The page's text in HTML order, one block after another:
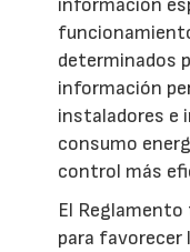
determinados
información
instaladores e
consumo
control más
El
para favorecer